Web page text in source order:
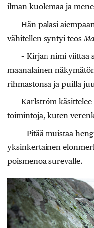
ilman kuolemaa ja
Hän palasi
vähitellen syntyi teos
– Kirjan nimi viittaa
maanalainen
rihmastonsa ja puilla
Karlström
toimintoja, kuten
– Pitää muistaa
yksinkertainen
poismenoa surevalle.